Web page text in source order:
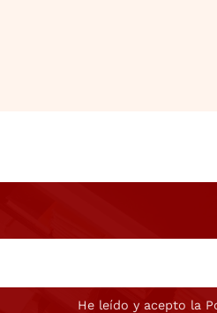
He leído y acepto la